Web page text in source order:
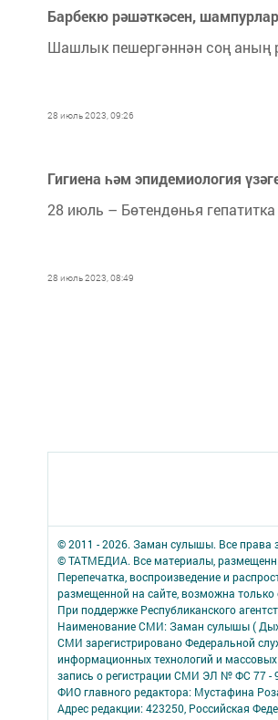
Барбекю рәшәткәсен,
Шашлык пешергәннән соң аның
28 июль 2023, 09:26
Гигиена һәм эпидемиология
28 июль – Бөтендөнья
28 июль 2023, 08:49
© 2011 - 2026. Заман сулышы. Все права
© ТАТМЕДИА. Все материалы,
Перепечатка, воспроизведение и
размещенной на сайте, возможна
При поддержке Республиканского
Наименование СМИ: Заман сулышы (
СМИ зарегистрировано Федеральной
информационных технологий и
запись о регистрации СМИ ЭЛ № ФС 77 -
ФИО главного редактора: Мустафина
Адрес редакции: 423250, Российская